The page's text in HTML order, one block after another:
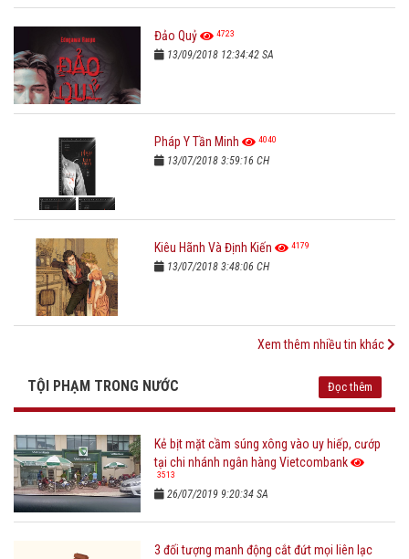
Đảo Quỷ 4723
13/09/2018 12:34:42 SA
Pháp Y Tần Minh 4040
13/07/2018 3:59:16 CH
Kiêu Hãnh Và Định Kiến 4179
13/07/2018 3:48:06 CH
Xem thêm nhiều tin khác
TỘI PHẠM TRONG NƯỚC Đọc thêm
Kẻ bịt mặt cầm súng xông vào uy hiếp, cướp
tại chi nhánh ngân hàng Vietcombank
3513
26/07/2019 9:20:34 SA
3 đối tượng manh động cắt đứt mọi liên lạc